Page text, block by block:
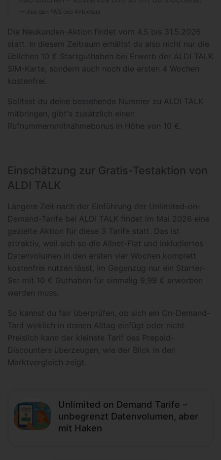
Aus den FAQ des Anbieters
Die Neukunden-Aktion findet vom 4.5 bis 31.5.2026
statt. In diesem Zeitraum erhältst du also nicht nur die
üblichen 10 € Startguthaben bei Erwerb der ALDI TALK
SIM-Karte, sondern auch noch die ersten 4 Wochen
kostenfrei.
Solltest du deine bestehende Nummer zu ALDI TALK
mitbringen, gibt's zusätzlich einen
Rufnummernmitnahmebonus in Höhe von 10 €.
Einschätzung zur Gratis-Testaktion von
ALDI TALK
Längere Zeit nach der Einführung der Unlimited-on-
Demand-Tarife bei ALDI TALK findet im Mai 2026 eine
gezielte Aktion für diese 3 Tarife statt. Das ist
attraktiv, weil sich so die Allnet-Flat und inkludiertes
Datenvolumen in den ersten vier Wochen komplett
kostenfrei nutzen lässt, im Gegenzug nur ein Starter-
Set mit 10 € Guthaben für einmalig 9,99 € erworben
werden muss.
So kannst du fair überprüfen, ob sich ein On-Demand-
Tarif wirklich in deinen Alltag einfügt oder nicht.
Preislich kann der kleinste Tarif des Prepaid-
Discounters überzeugen, wie der Blick in den
Marktvergleich zeigt.
Unlimited on Demand Tarife –
unbegrenzt Datenvolumen, aber
mit Haken